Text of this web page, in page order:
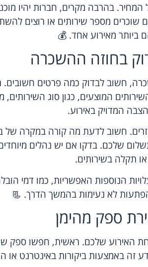
בהרבה מקרים, חברות יהיו
מספר שירותים או רוצים
ביותר מאירוע אחד. 💰
בחוזה ההשכרה
חשוב לבדוק כמה פרטים חשובים.
המוצעים, כגון סוג השירותים,
המדויק באירוע.
חשוב לדעת מה קורה במקרה של
שלכם. בדקו אם יש נהלים
או תקלה בשירותים.
הנוספות האפשריות, כמו דמי
לא נעימות בהמשך הדרך. 📃
ספק מהימן
האירוע שלכם. ראשית, חפשו ספק
זה באמצעות ביקורות באינטרנט או